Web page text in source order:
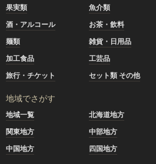
※複数の返礼品をお申込みの場合は
なります。
発送手配や発送日も異なりますの
をお願いいたします。
・有田町に住民登録がある方は、ご
・当町へのご寄附については、お礼
設けておりません。同一年内で複数
も、その都度、お礼の品を受け取る
果実類
魚介類
酒・アルコール
お茶・飲料
麺類
雑貨・日用品
加工食品
工芸品
旅行・チケット
セット類 その他
地域でさがす
地域一覧 北海道地方
関東地方
中部地方
中国地方
四国地方